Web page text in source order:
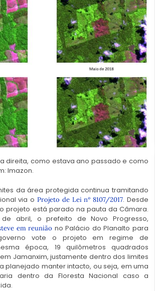
direita, como estava ano passado e como
Imazon.
da área protegida continua tramitando
via o Projeto de Lei nº 8107/2017. Desde
projeto está parado na pauta da Câmara.
abril, o prefeito de Novo Progresso,
em reunião no Palácio do Planalto para
vote o projeto em regime de
época, 19 quilômetros quadrados
Jamanxim, justamente dentro dos limites
planejado manter intacto, ou seja, em uma
dentro da Floresta Nacional caso a